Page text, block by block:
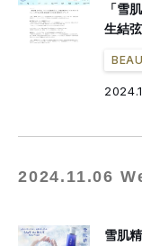
「雪
生結
2024.11.06
雪肌